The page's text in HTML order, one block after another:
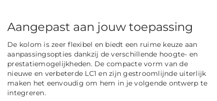
Aangepast aan jouw toepassing
De kolom is zeer flexibel en biedt een ruime keuze aan
aanpassingsopties dankzij de verschillende hoogte- en
prestatiemogelijkheden. De compacte vorm van de
nieuwe en verbeterde LC1 en zijn gestroomlijnde uiterlijk
maken het eenvoudig om hem in je volgende ontwerp te
integreren.